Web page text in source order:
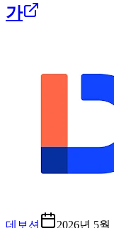
가
데보션 2026년 5월